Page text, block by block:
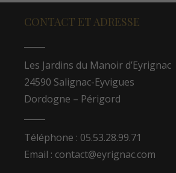
CONTACT ET ADRESSE
Les Jardins du Manoir d’Eyrignac
24590 Salignac-Eyvigues
Dordogne – Périgord
Téléphone : 05.53.28.99.71
Email : contact@eyrignac.com